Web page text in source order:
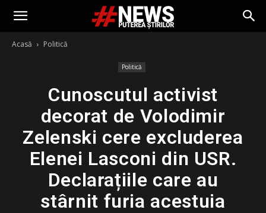
Acasă Politică
Politică
Cunoscutul activist
decorat de Volodimir
Zelenski cere excluderea
Elenei Lasconi din USR.
Declarațiile care au
stârnit furia acestuia